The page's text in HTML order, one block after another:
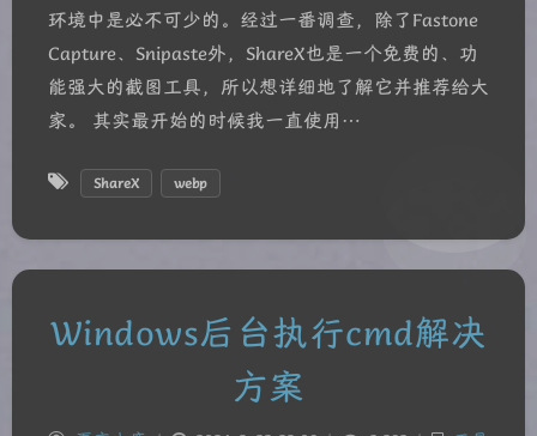
环境中是必不可少的。经过一番调查，除了Fastone
Capture、Snipaste外，ShareX也是一个免费的、功
能强大的截图工具，所以想详细地了解它并推荐给大
家。 其实最开始的时候我一直使用…
ShareX webp
Windows后台执行cmd解决
方案